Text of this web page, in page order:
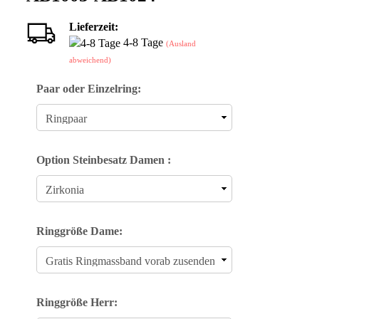
Lieferzeit:
4-8 Tage (Ausland
abweichend)
Paar oder Einzelring:
Option Steinbesatz Damen :
Ringgröße Dame:
Ringgröße Herr: